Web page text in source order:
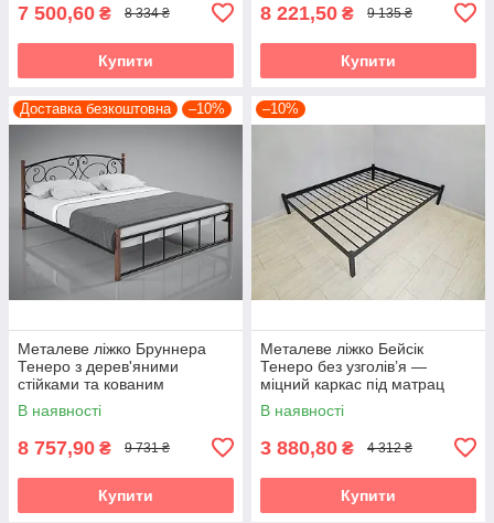
7 500,60 ₴ 8 334 ₴
Купити
8 221,50 ₴ 9 135 ₴
Купити
Доставка безкоштовна –10%
Металеве ліжко Бруннера
Тенеро з дерев'яними
стійками та кованим
узголів'ям
В наявності
8 757,90 ₴ 9 731 ₴
Купити
–10%
Металеве ліжко Бейсік
Тенеро без узголів’я —
міцний каркас під матрац
В наявності
3 880,80 ₴ 4 312 ₴
Купити